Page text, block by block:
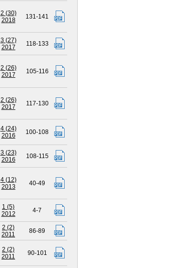
2 (30)
2018
131-141
3 (27)
2017
118-133
2 (26)
2017
105-116
2 (26)
2017
117-130
4 (24)
2016
100-108
3 (23)
2016
108-115
4 (12)
2013
40-49
1 (5)
2012
4-7
2 (2)
2011
86-89
2 (2)
2011
90-101